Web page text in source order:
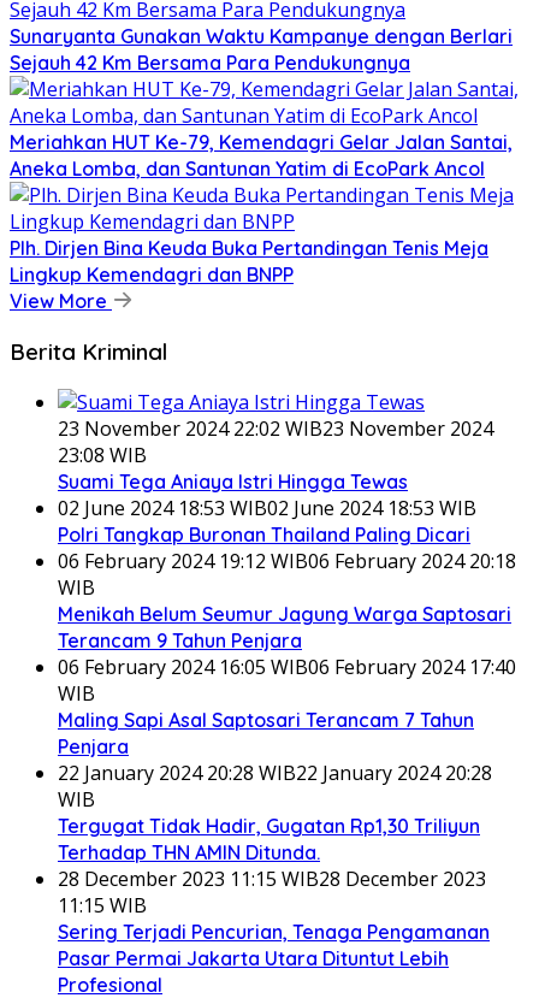
Sunaryanta Gunakan Waktu Kampanye dengan Berlari
Sejauh 42 Km Bersama Para Pendukungnya
Meriahkan HUT Ke-79, Kemendagri Gelar Jalan Santai,
Aneka Lomba, dan Santunan Yatim di EcoPark Ancol
Plh. Dirjen Bina Keuda Buka Pertandingan Tenis Meja
Lingkup Kemendagri dan BNPP
View More
Berita Kriminal
23 November 2024 22:02 WIB23 November 2024
23:08 WIB
Suami Tega Aniaya Istri Hingga Tewas
02 June 2024 18:53 WIB02 June 2024 18:53 WIB
Polri Tangkap Buronan Thailand Paling Dicari
06 February 2024 19:12 WIB06 February 2024 20:18
WIB
Menikah Belum Seumur Jagung Warga Saptosari
Terancam 9 Tahun Penjara
06 February 2024 16:05 WIB06 February 2024 17:40
WIB
Maling Sapi Asal Saptosari Terancam 7 Tahun
Penjara
22 January 2024 20:28 WIB22 January 2024 20:28
WIB
Tergugat Tidak Hadir, Gugatan Rp1,30 Triliyun
Terhadap THN AMIN Ditunda.
28 December 2023 11:15 WIB28 December 2023
11:15 WIB
Sering Terjadi Pencurian, Tenaga Pengamanan
Pasar Permai Jakarta Utara Dituntut Lebih
Profesional